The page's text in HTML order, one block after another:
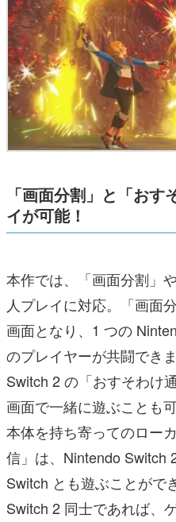
「画面分割」と「お
イが可能！
本作では、「画面分割」
人プレイに対応。「画面
画面となり、1 つの
のプレイヤーが共闘でき
Switch 2 の「おすそわけ
画面で一緒に遊ぶことも可
本体を持ち寄ってのロー
信」は、Nintendo Switch
Switch とも遊ぶことがで
Switch 2 同士であれば、